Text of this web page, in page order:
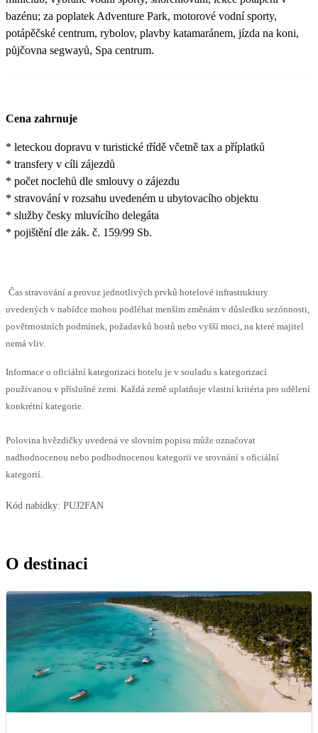
bazénu; za poplatek Adventure Park, motorové vodní sporty,
potápěčské centrum, rybolov, plavby katamaránem, jízda na koni,
půjčovna segwayů, Spa centrum.
Cena zahrnuje
* leteckou dopravu v turistické třídě včetně tax a příplatků
* transfery v cíli zájezdů
* počet noclehů dle smlouvy o zájezdu
* stravování v rozsahu uvedeném u ubytovacího objektu
* služby česky mluvícího delegáta
* pojištění dle zák. č. 159/99 Sb.
Čas stravování a provoz jednotlivých prvků hotelové infrastruktury
uvedených v nabídce mohou podléhat menším změnám v důsledku sezónnosti,
povětrnostních podmínek, požadavků hostů nebo vyšší moci, na které majitel
nemá vliv.
Informace o oficiální kategorizaci hotelu je v souladu s kategorizací
používanou v příslušné zemi. Každá země uplatňuje vlastní kritéria pro udělení
konkrétní kategorie.
Polovina hvězdičky uvedená ve slovním popisu může označovat
nadhodnocenou nebo podhodnocenou kategorii ve srovnání s oficiální
kategorií.
Kód nabídky: PUJ2FAN
O destinaci